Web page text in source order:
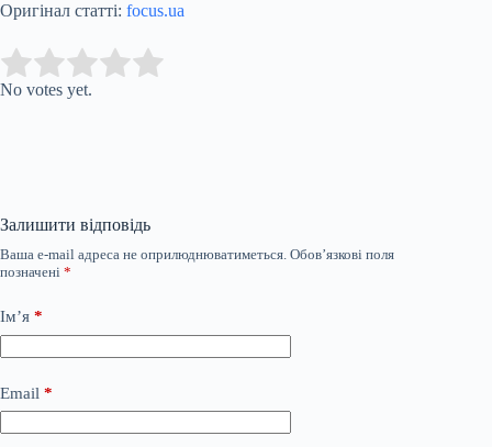
Оригінал статті: focus.ua
Rate this item:
No votes yet.
Залишити відповідь
Ваша e-mail адреса не оприлюднюватиметься. Обов’язкові поля
позначені *
Ім’я *
Email *